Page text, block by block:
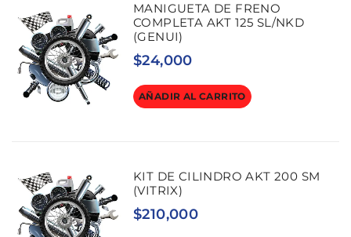
MANIGUETA DE FRENO
COMPLETA AKT 125 SL/NKD
(GENUI)
$24,000
AÑADIR AL CARRITO
KIT DE CILINDRO AKT 200 SM
(VITRIX)
$210,000